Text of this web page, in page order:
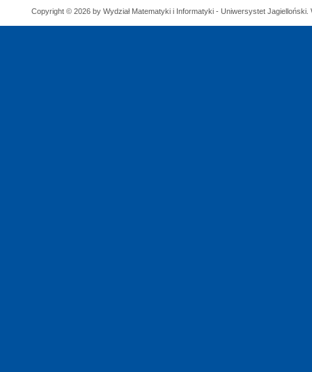
Copyright © 2026 by Wydział Matematyki i Informatyki - Uniwersystet